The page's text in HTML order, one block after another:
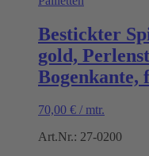
Bestickter
gold,
Bogenkante,
70,00 € / mtr.
Art.Nr.: 27-0200